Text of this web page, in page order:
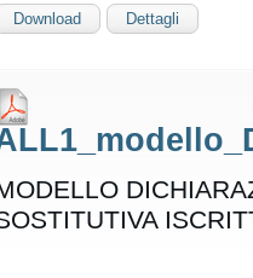
Download Dettagli